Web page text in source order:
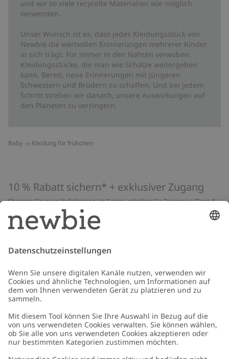
und wir so viele recycelte Materialien wie möglich
verwenden.
Unser Wunsch ist es, dass jedes Kleidungsstück von
Newbie die wertvollen Erinnerungen mehrerer Kinder
in sich trägt. Für immer in den Nähten verwoben.
Kleidungsstücke, die man wie Schätze weitergeben
kann. Bereit, neue Erinnerungen mit jüngeren
Schwestern und Brüdern zu schaffen. Und bei jedem
Schritt streben wir danach, unsere Auswirkungen auf
den Planeten zu verringern.
Baby Kleidung für frühchen
10 % Rabatt sichern* + exklusiver Zugang
Shoppen Sie neue Kollektionen als Erstes, erhalten Sie Zugang zu Tipps &
Guides und profitieren Sie von exklusiven Angeboten
*Gilt nur für deine erste Bestellung und ist nicht mit anderen Rabatten
oder Angeboten kombinierbar. Gilt nicht für limitierte Artikel. Lies unsere
Schicken